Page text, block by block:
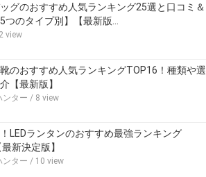
グのおすすめ人気ランキング25選と口コミ＆
つのタイプ別】【最新版…
view
のおすすめ人気ランキングTOP16！種類や選
【最新版】
ンター / 8 view
LEDランタンのおすすめ最強ランキング
新決定版】
ンター / 10 view